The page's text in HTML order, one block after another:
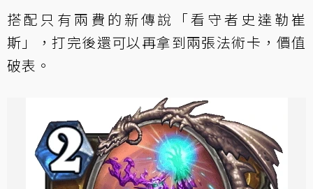
搭配只有兩費的新傳說「看守者史達勒崔
斯」，打完後還可以再拿到兩張法術卡，價值
破表。